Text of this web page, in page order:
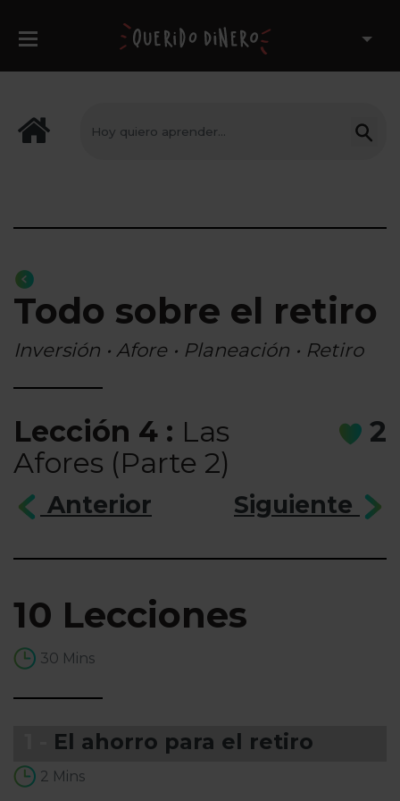
Todo sobre el retiro
Inversión • Afore • Planeación • Retiro
Lección 4 : Las
Afores (Parte 2)
2
Anterior Siguiente
10 Lecciones
30 Mins
El ahorro para el retiro
2 Mins